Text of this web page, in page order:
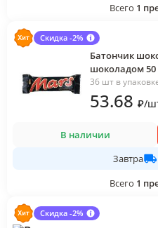
Всего 1
Скидка -2%
Батончик
шоколадом 50
36 шт в
53.68 ₽/
В наличии
Завтра
Всего 1
Скидка -2%